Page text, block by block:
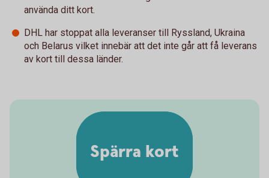
använda ditt kort.
DHL har stoppat alla leveranser till Ryssland, Ukraina
och Belarus vilket innebär att det inte går att få leverans
av kort till dessa länder.
Spärra kort